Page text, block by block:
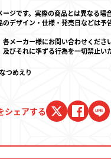
ジです。実際の商品とは異なる場
デザイン・仕様・発売日などは予
メーカー様にお問い合わせください
びそれに準ずる行為を一切禁止い
つめえり
シェアする